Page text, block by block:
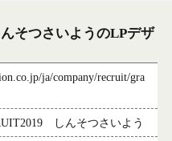
そつさいようのLPデザ
ja/company/recruit/gra
しんそつさいよう